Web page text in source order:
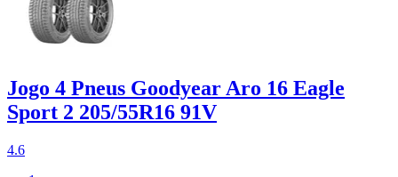
Jogo 4 Pneus Goodyear Aro 16 Eagle
Sport 2 205/55R16 91V
4.6